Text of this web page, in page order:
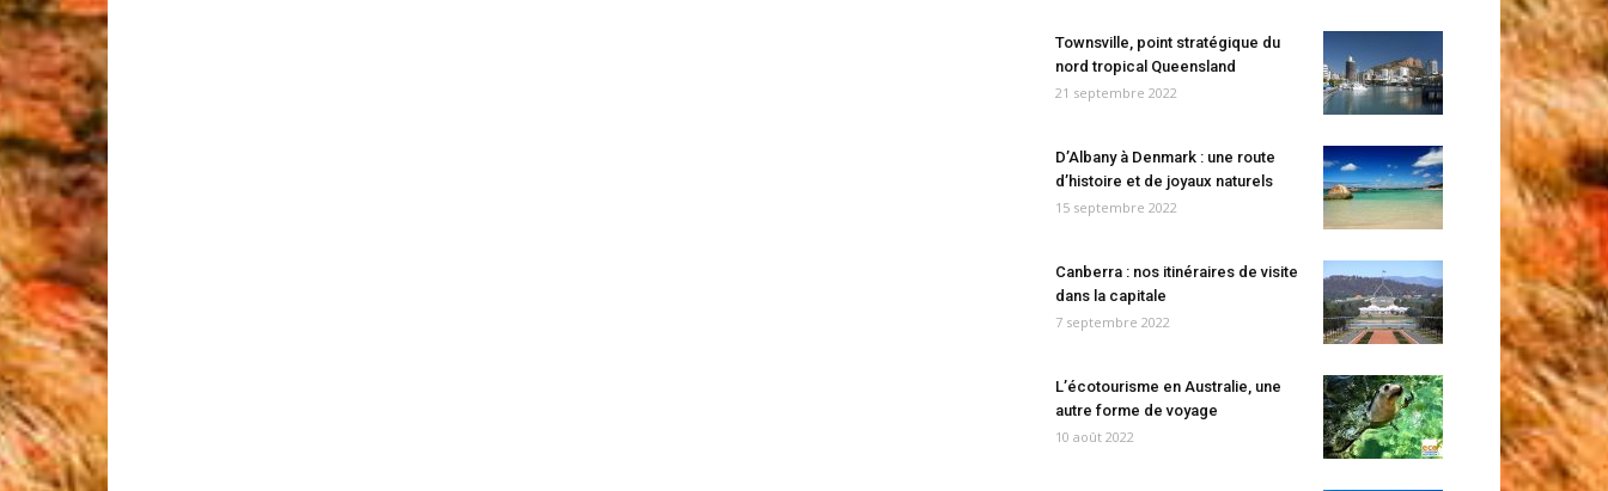
Townsville, point stratégique du
nord tropical Queensland
21 septembre 2022
D’Albany à Denmark : une route
d’histoire et de joyaux naturels
15 septembre 2022
Canberra : nos itinéraires de visite
dans la capitale
7 septembre 2022
L’écotourisme en Australie, une
autre forme de voyage
10 août 2022